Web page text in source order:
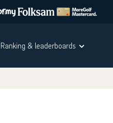
Ranking & leaderboards